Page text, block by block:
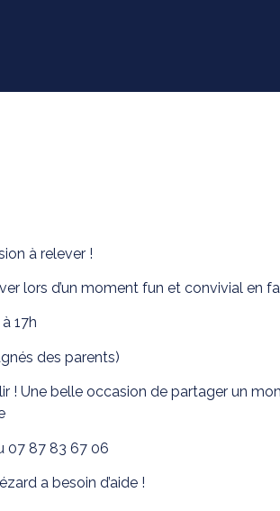
à relever !
lors d’un moment fun et convivial en
17h
des parents)
Une belle occasion de partager un
07 87 83 67 06
a besoin d’aide !